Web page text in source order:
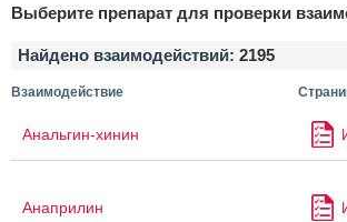
Выберите препарат для проверки
Найдено взаимодействий: 2195
Взаимодействие
Анальгин-хинин
Анаприлин